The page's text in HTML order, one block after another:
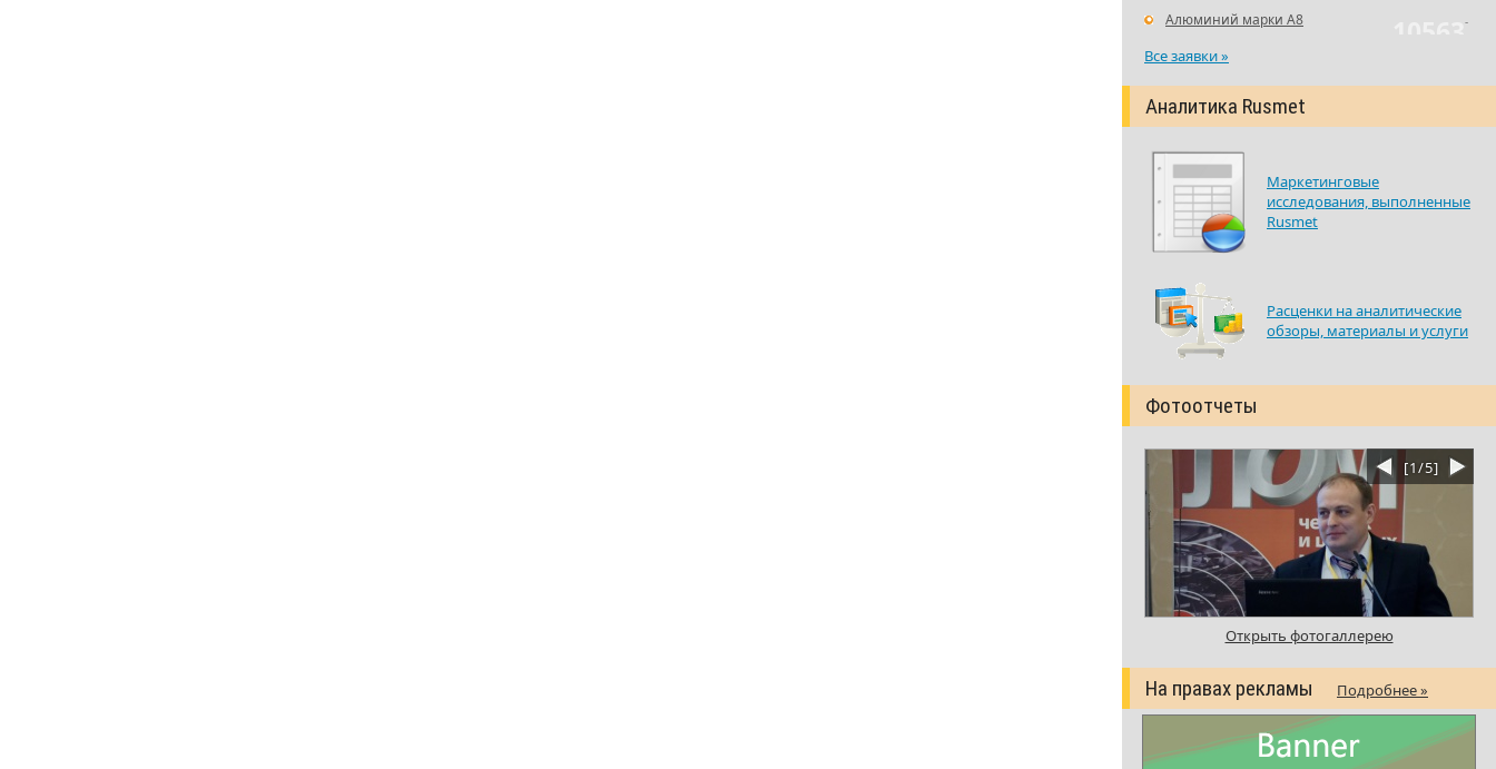
-
Алюминий марки А8
Все заявки »
Аналитика Rusmet
Маркетинговые
исследования, выполненные
Rusmet
Расценки на аналитические
обзоры, материалы и услуги
Фотоотчеты
Открыть фотогаллерею
[1/5]
На правах рекламы Подробнее »